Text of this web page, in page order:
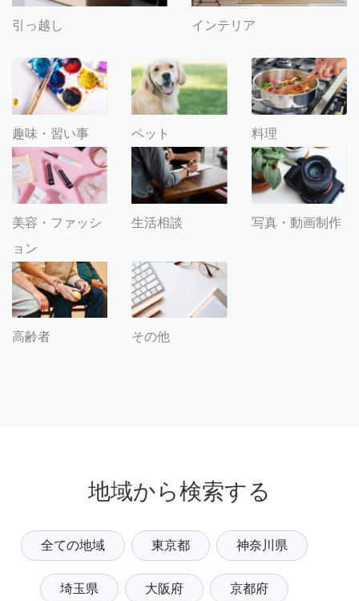
引っ越し インテリア
趣味・習い事 ペット 料理
美容・ファッシ
ョン
生活相談 写真・動画制作
高齢者 その他
地域から検索する
全ての地域 東京都 神奈川県
埼玉県 大阪府 京都府